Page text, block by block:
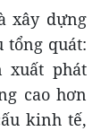
xây dựng
tổng quát:
xuất phát
cao hơn
kinh tế,